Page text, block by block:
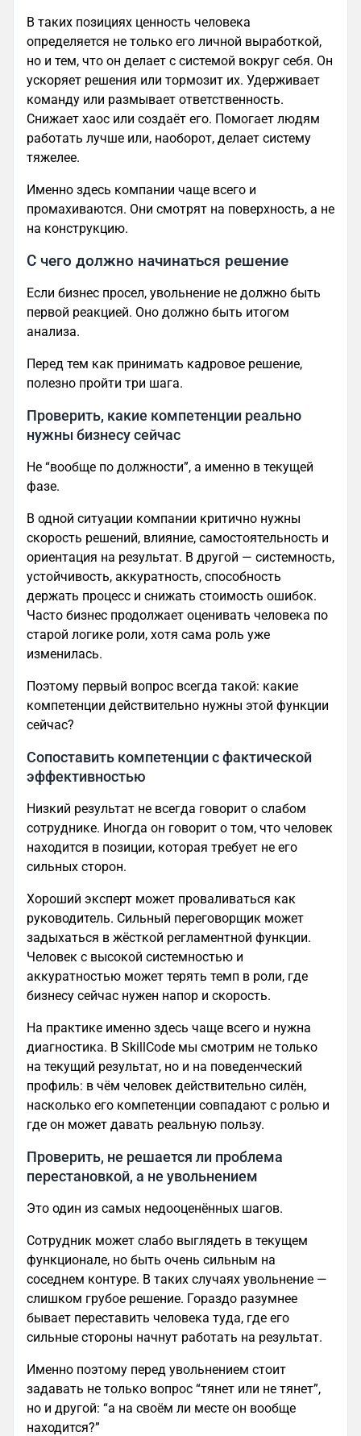
В таких позициях ценность человека
определяется не только его личной выработкой,
но и тем, что он делает с системой вокруг себя. Он
ускоряет решения или тормозит их. Удерживает
команду или размывает ответственность.
Снижает хаос или создаёт его. Помогает людям
работать лучше или, наоборот, делает систему
тяжелее.
Именно здесь компании чаще всего и
промахиваются. Они смотрят на поверхность, а не
на конструкцию.
С чего должно начинаться решение
Если бизнес просел, увольнение не должно быть
первой реакцией. Оно должно быть итогом
анализа.
Перед тем как принимать кадровое решение,
полезно пройти три шага.
Проверить, какие компетенции реально
нужны бизнесу сейчас
Не “вообще по должности”, а именно в текущей
фазе.
В одной ситуации компании критично нужны
скорость решений, влияние, самостоятельность и
ориентация на результат. В другой — системность,
устойчивость, аккуратность, способность
держать процесс и снижать стоимость ошибок.
Часто бизнес продолжает оценивать человека по
старой логике роли, хотя сама роль уже
изменилась.
Поэтому первый вопрос всегда такой: какие
компетенции действительно нужны этой функции
сейчас?
Сопоставить компетенции с фактической
эффективностью
Низкий результат не всегда говорит о слабом
сотруднике. Иногда он говорит о том, что человек
находится в позиции, которая требует не его
сильных сторон.
Хороший эксперт может проваливаться как
руководитель. Сильный переговорщик может
задыхаться в жёсткой регламентной функции.
Человек с высокой системностью и
аккуратностью может терять темп в роли, где
бизнесу сейчас нужен напор и скорость.
На практике именно здесь чаще всего и нужна
диагностика. В SkillCode мы смотрим не только
на текущий результат, но и на поведенческий
профиль: в чём человек действительно силён,
насколько его компетенции совпадают с ролью и
где он может давать реальную пользу.
Проверить, не решается ли проблема
перестановкой, а не увольнением
Это один из самых недооценённых шагов.
Сотрудник может слабо выглядеть в текущем
функционале, но быть очень сильным на
соседнем контуре. В таких случаях увольнение —
слишком грубое решение. Гораздо разумнее
бывает переставить человека туда, где его
сильные стороны начнут работать на результат.
Именно поэтому перед увольнением стоит
задавать не только вопрос “тянет или не тянет”,
но и другой: “а на своём ли месте он вообще
находится?”